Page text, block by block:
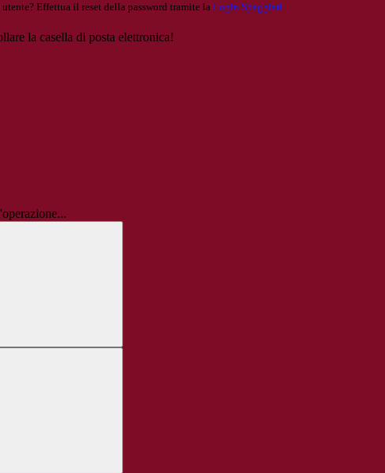
Effettua il reset della password tramite la Login Spaggiari
la casella di posta elettronica!